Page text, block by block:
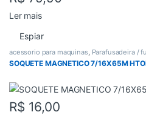
Ler mais
Espiar
acessorio para maquinas, Parafusadeira /
SOQUETE MAGNETICO 7/16X65M
R$ 16,00